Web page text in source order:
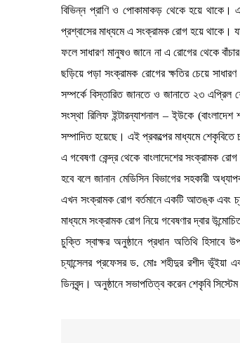
বিভিন্ন প্রাণি ও পোকামাকড় থেকে হয়ে থাকে।
প্রশ্বাসের মাধ্যমে এ সংক্রামক রোগ হয়ে থাকে।
ফলে সাধারণ মানুষও জানে না এ রোগের থেকে
ছড়িয়ে পড়া সংক্রামক রোগের ক্ষতির চেয়ে
সম্পর্কে বিস্তারিত জানতে ও জানাতে ২৩ এপ্রিল
সংস্থা রিলিফ ইন্টারন্যাশনাল – ই্উকে
সম্পাদিত হয়েছে। এই প্রকল্পের মাধ্যমে শেকৃবিতে
এ গবেষণা কেন্দ্র থেকে বাংলাদেশের সংক্রামক
হবে বলে জানান মেডিসিন বিভাগের সহকারী
এখন সংক্রামক রোগ বর্তমানে একটি আতঙ্ক এবং
মাধ্যমে সংক্রামক রোগ নিয়ে গবেষণার দ্বার
চুক্তি স্বাক্ষর অনুষ্ঠানে প্রধান অতিথি হিসাবে
চ্যান্সেলর প্রফেসর ড. মোঃ শহীদুর রশীদ ভূঁইয়া
ডিনবৃন্দ। অনুষ্ঠানে সভাপতিত্ব করেন শেকৃবি